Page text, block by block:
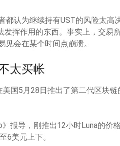
都认为继续持有UST的风险太高
挥作用的东西。事实上，交易
见会在某个时间点崩溃。
太买帐
国5月28日推出了第二代区块链
报导，刚推出12小时Luna的价
6美元上下。